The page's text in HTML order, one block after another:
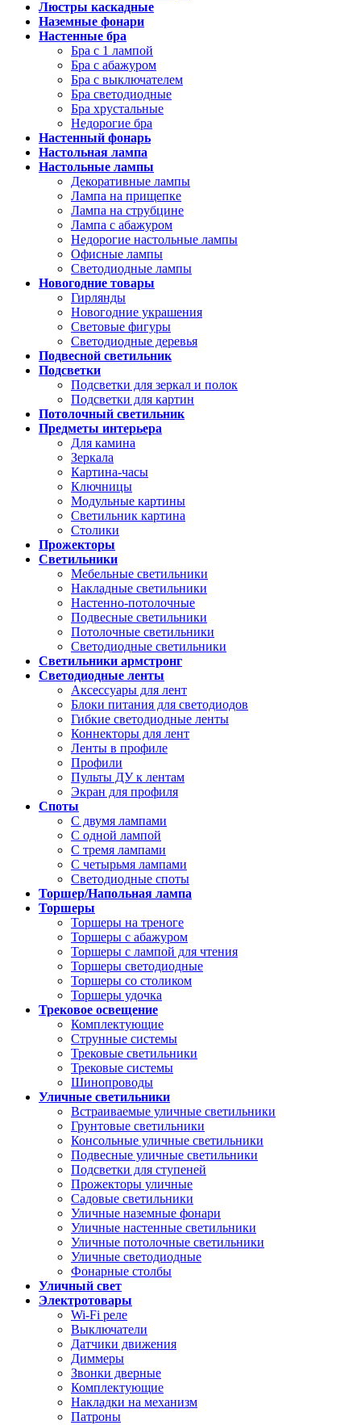
Люстры каскадные
Наземные фонари
Настенные бра
Бра с 1 лампой
Бра с абажуром
Бра с выключателем
Бра светодиодные
Бра хрустальные
Недорогие бра
Настенный фонарь
Настольная лампа
Настольные лампы
Декоративные лампы
Лампа на прищепке
Лампа на струбцине
Лампа с абажуром
Недорогие настольные лампы
Офисные лампы
Светодиодные лампы
Новогодние товары
Гирлянды
Новогодние украшения
Световые фигуры
Светодиодные деревья
Подвесной светильник
Подсветки
Подсветки для зеркал и полок
Подсветки для картин
Потолочный светильник
Предметы интерьера
Для камина
Зеркала
Картина-часы
Ключницы
Модульные картины
Светильник картина
Столики
Прожекторы
Светильники
Мебельные светильники
Накладные светильники
Настенно-потолочные
Подвесные светильники
Потолочные светильники
Светодиодные светильники
Светильники армстронг
Светодиодные ленты
Аксессуары для лент
Блоки питания для светодиодов
Гибкие светодиодные ленты
Коннекторы для лент
Ленты в профиле
Профили
Пульты ДУ к лентам
Экран для профиля
Споты
С двумя лампами
С одной лампой
С тремя лампами
С четырьмя лампами
Светодиодные споты
Торшер/Напольная лампа
Торшеры
Торшеры на треноге
Торшеры с абажуром
Торшеры с лампой для чтения
Торшеры светодиодные
Торшеры со столиком
Торшеры удочка
Трековое освещение
Комплектующие
Струнные системы
Трековые светильники
Трековые системы
Шинопроводы
Уличные светильники
Встраиваемые уличные светильники
Грунтовые светильники
Консольные уличные светильники
Подвесные уличные светильники
Подсветки для ступеней
Прожекторы уличные
Садовые светильники
Уличные наземные фонари
Уличные настенные светильники
Уличные потолочные светильники
Уличные светодиодные
Фонарные столбы
Уличный свет
Электротовары
Wi-Fi реле
Выключатели
Датчики движения
Диммеры
Звонки дверные
Комплектующие
Накладки на механизм
Патроны